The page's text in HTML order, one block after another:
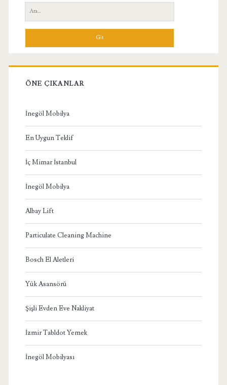
Menü
Ara:
ÖNE ÇIKANLAR
İnegöl Mobilya
En Uygun Teklif
İç Mimar İstanbul
İnegöl Mobilya
Albay Lift
Particulate Cleaning Machine
Bosch El Aletleri
Yük Asansörü
Şişli Evden Eve Nakliyat
İzmir Tabldot Yemek
İnegöl Mobilyası